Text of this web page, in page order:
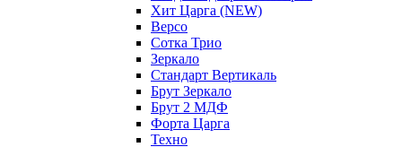
Хит Царга (NEW)
Версо
Сотка Трио
Зеркало
Стандарт Вертикаль
Брут Зеркало
Брут 2 МДФ
Форта Царга
Техно